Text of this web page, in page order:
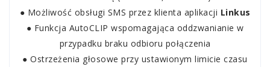
● Możliwość obsługi SMS przez klienta aplikacji Linkus
● Funkcja AutoCLIP wspomagająca oddzwanianie w
przypadku braku odbioru połączenia
● Ostrzeżenia głosowe przy ustawionym limicie czasu